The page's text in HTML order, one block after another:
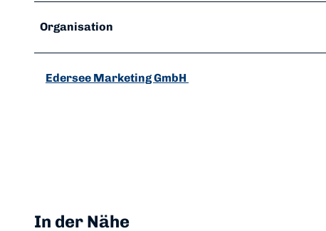
Organisation
Edersee Marketing GmbH
In der Nähe